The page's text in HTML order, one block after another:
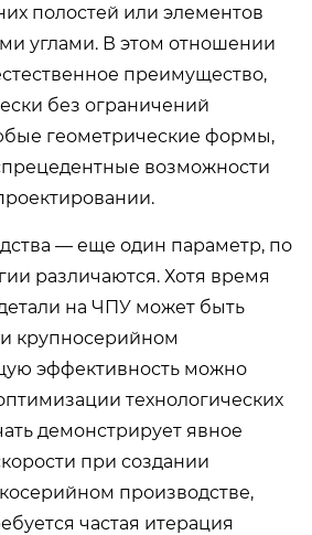
полостей или элементов
углами. В этом отношении
преимущество,
без ограничений
геометрические формы,
возможности
— еще один параметр, по
различаются. Хотя время
на ЧПУ может быть
крупносерийном
эффективность можно
технологических
демонстрирует явное
при создании
производстве,
частая итерация